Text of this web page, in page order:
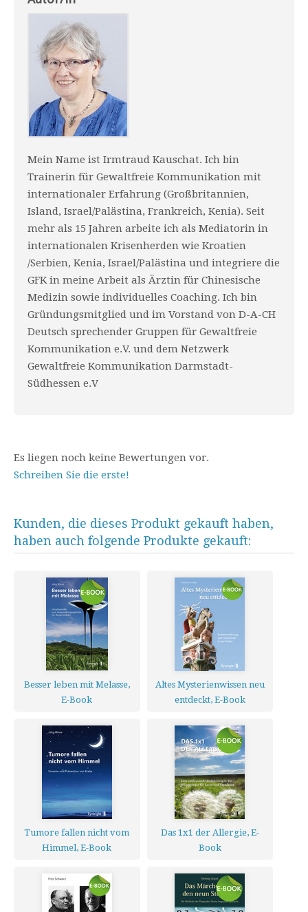
Mein Name ist Irmtraud Kauschat. Ich bin
Trainerin für Gewaltfreie Kommunikation mit
internationaler Erfahrung (Großbritannien,
Island, Israel/Palästina, Frankreich, Kenia). Seit
mehr als 15 Jahren arbeite ich als Mediatorin in
internationalen Krisenherden wie Kroatien
/Serbien, Kenia, Israel/Palästina und integriere die
GFK in meine Arbeit als Ärztin für Chinesische
Medizin sowie individuelles Coaching. Ich bin
Gründungsmitglied und im Vorstand von D-A-CH
Deutsch sprechender Gruppen für Gewaltfreie
Kommunikation e.V. und dem Netzwerk
Gewaltfreie Kommunikation Darmstadt-
Südhessen e.V
Es liegen noch keine Bewertungen vor.
Schreiben Sie die erste!
Kunden, die dieses Produkt gekauft haben,
haben auch folgende Produkte gekauft:
Besser leben mit Melasse,
E-Book
Altes Mysterienwissen neu
entdeckt, E-Book
Tumore fallen nicht vom
Himmel, E-Book
Das 1x1 der Allergie, E-
Book